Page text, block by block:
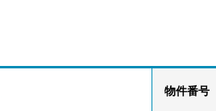
物件番号